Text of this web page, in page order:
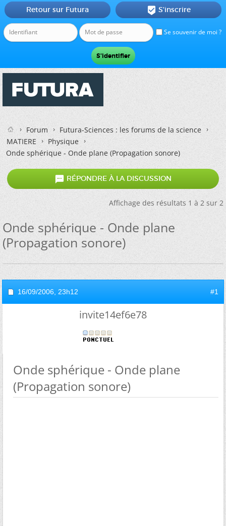
Se souvenir de moi ?
Retour sur Futura  S'inscrire
Forum
Futura-Sciences : les forums de la science
MATIERE
Physique
Onde sphérique - Onde plane (Propagation sonore)
 RÉPONDRE À LA DISCUSSION
Affichage des résultats 1 à 2 sur 2
Onde sphérique - Onde plane
(Propagation sonore)
16/09/2006, 23h12 #1
invite14ef6e78
Onde sphérique - Onde plane
(Propagation sonore)